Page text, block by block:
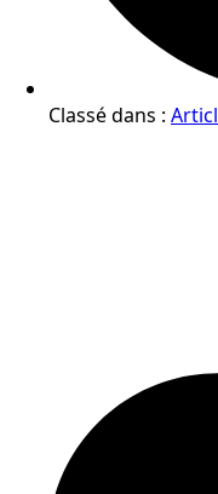
Classé dans :